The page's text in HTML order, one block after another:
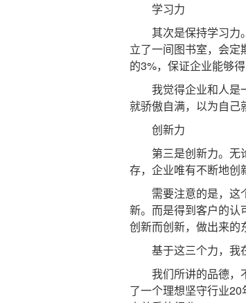
学习力
其次是保持学习力。
立了一间图书室，会
的3%，保证企业能够
我觉得企业和人是一
就骄傲自满，以为自己
创新力
第三是创新力。无论
存，企业唯有不断地创
需要注意的是，这个
新。而是得到客户的认
创新而创新，做出来的
基于这三个力，我在
我们所讲的品德，不
了一个理想坚守行业